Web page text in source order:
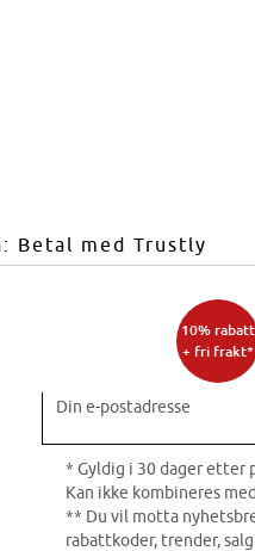
Betal med Trustly
10% rabatt
+ fri frakt*
Din e-postadresse
* Gyldig i 30 dager etter
Kan ikke kombineres
** Du vil motta
rabattkoder, trender,